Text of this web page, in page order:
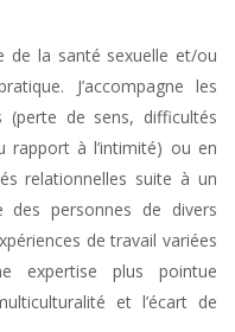
de la santé sexuelle et/ou
J’accompagne les
(perte de sens, difficultés
rapport à l’intimité) ou en
relationnelles suite à un
des personnes de divers
de travail variées
expertise plus pointue
et l’écart de